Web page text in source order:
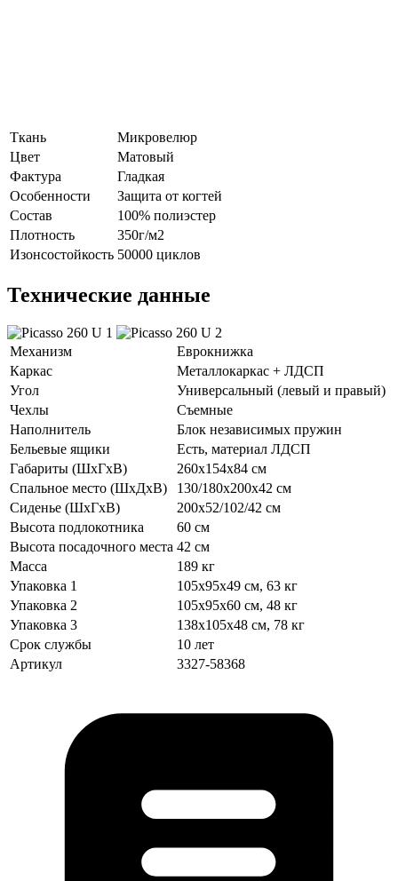
Ткань
Микровелюр
Цвет
Матовый
Фактура
Гладкая
Особенности
Защита от когтей
Состав
100% полиэстер
Плотность
350г/м2
Изонсостойкость 50000 циклов
Технические данные
Механизм
Еврокнижка
Каркас
Металлокаркас + ЛДСП
Угол
Универсальный (левый и правый)
Чехлы
Съемные
Наполнитель
Блок независимых пружин
Бельевые ящики
Есть, материал ЛДСП
Габариты (ШхГхВ)
260х154х84 см
Спальное место (ШхДхВ)
130/180х200х42 см
Сиденье (ШхГхВ)
200х52/102/42 см
Высота подлокотника
60 см
Высота посадочного места 42 см
Масса
189 кг
Упаковка 1
105х95х49 см, 63 кг
Упаковка 2
105х95х60 см, 48 кг
Упаковка 3
138х105х48 см, 78 кг
Срок службы
10 лет
Артикул
3327-58368